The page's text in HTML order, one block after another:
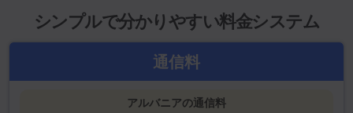
シンプルで分かりやすい料金システム
通信料
アルバニアの通信料